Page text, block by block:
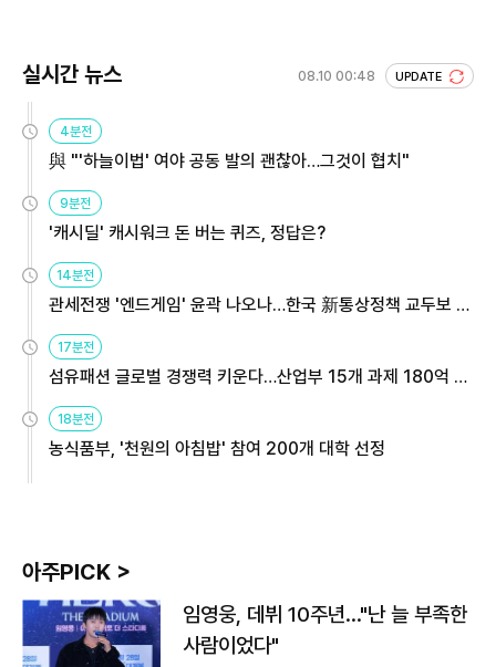
실시간 뉴스 08.10 00:48 UPDATE
4분전
與 "'하늘이법' 여야 공동 발의 괜찮아…그것이 협치"
9분전
'캐시딜' 캐시워크 돈 버는 퀴즈, 정답은?
14분전
관세전쟁 '엔드게임' 윤곽 나오나…한국 新통상정책 교두보 활
용해야
17분전
섬유패션 글로벌 경쟁력 키운다…산업부 15개 과제 180억 지
원
18분전
농식품부, '천원의 아침밥' 참여 200개 대학 선정
아주PICK >
임영웅, 데뷔 10주년…"난 늘 부족한
사람이었다"